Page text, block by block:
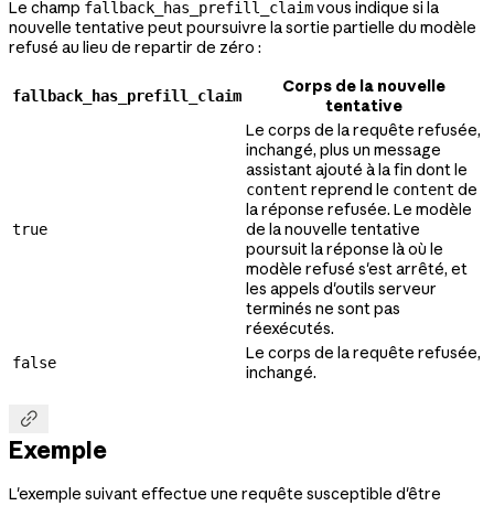
Le champ fallback_has_prefill_claimvous indique si la
nouvelle tentative peut poursuivre la sortie partielle du modèle
refusé au lieu de repartir de zéro :
fallback_has_prefill_claim
Corps de la nouvelle
tentative
true
Le corps de la requête refusée,
inchangé, plus un message
assistant ajouté à la fin dont le
content reprend le content de
la réponse refusée. Le modèle
de la nouvelle tentative
poursuit la réponse là où le
modèle refusé s'est arrêté, et
les appels d'outils serveur
terminés ne sont pas
réexécutés.
false
Le corps de la requête refusée,
inchangé.

Exemple
L'exemple suivant effectue une requête susceptible d'être